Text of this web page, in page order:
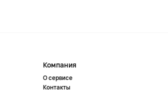
Компания
О сервисе
Контакты